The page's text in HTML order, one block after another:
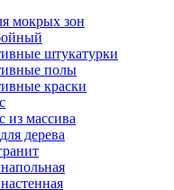
мокрых зон
штукатурки
полы
краски
из массива
дерева